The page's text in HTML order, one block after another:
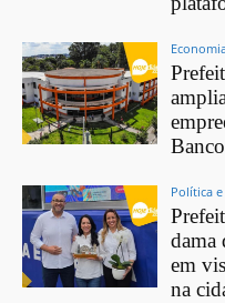
Política
dama
em
na